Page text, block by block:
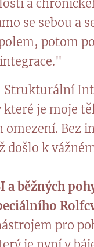
a
se sebou a
potom
je moje
omezení. Bez
došlo k
a běžných
pro